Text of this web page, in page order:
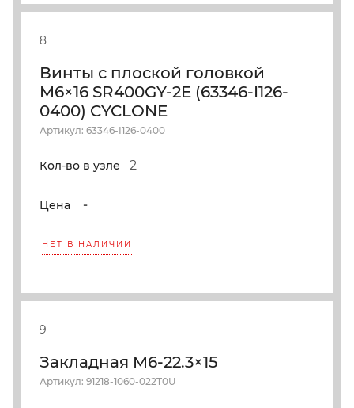
8
Винты с плоской головкой
M6×16 SR400GY-2E (63346-I126-
0400) CYCLONE
Артикул: 63346-I126-0400
Кол-во в узле 2
Цена -
НЕТ В НАЛИЧИИ
9
Закладная M6-22.3×15
Артикул: 91218-1060-022T0U